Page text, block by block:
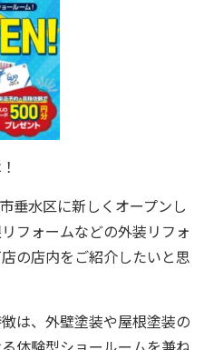
垂水区に新しくオープンし
フォームなどの外装リフォ
の店内をご紹介したいと思
は、外壁塗装や屋根塗装の